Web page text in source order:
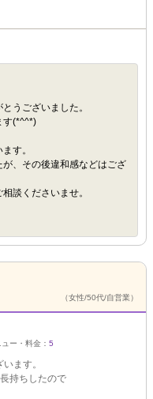
うございました。
す(*^^*)
す。
、その後違和感などはござ
談くださいませ。
（女性/50代/自営業）
ュー・料金： 5
ます。
持ちしたので